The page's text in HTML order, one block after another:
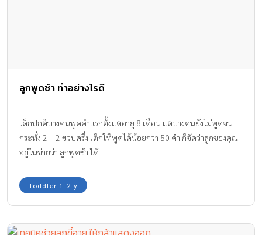
ลูกพูดช้า ทำอย่างไรดี
เด็กปกติบางคนพูดคำแรกตั้งแต่อายุ 8 เดือน แต่บางคนยังไม่พูดจน
กระทั่ง 2 – 2 ขวบครึ่ง เด็กใที่พูดได้น้อยกว่า 50 คำ ก็จัดว่าลูกของคุณ
อยู่ในข่ายว่า ลูกพูดช้า ได้
Toddler 1-2 y